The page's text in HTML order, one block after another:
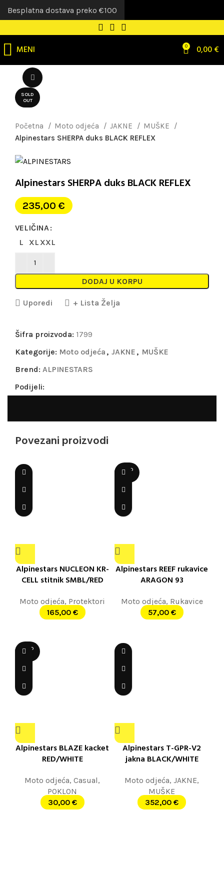
MENI 0 0,00€
SOLD
OUT
Početna Moto odjeća JAKNE
MUŠKE
Alpinestars SHERPA duks BLACK REFLEX
Alpinestars SHERPA duks BLACK REFLEX
235,00 €
VELIČINA
L
XL XXL
DODAJ U KORPU
Uporedi + Lista Želja
Šifra proizvoda: 1799
Kategorije: Moto odjeća , JAKNE , MUŠKE
Brend: ALPINESTARS
Podijeli:
Povezani proizvodi
Alpinestars NUCLEON KR-
CELL stitnik SMBL/RED
Moto odjeća, Protektori
165,00 €
SOLD
OUT
Alpinestars REEF rukavice
ARAGON 93
Moto odjeća, Rukavice
57,00 €
SOLD
OUT
Alpinestars BLAZE kacket
RED/WHITE
Moto odjeća, Casual,
POKLON
30,00 €
Alpinestars T-GPR-V2
jakna BLACK/WHITE
Moto odjeća, JAKNE,
MUŠKE
352,00 €
Besplatna dostava preko €100